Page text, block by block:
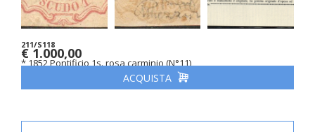
211/S118
* 1852 Pontificio 1s. rosa carminio (N°11)
€ 1.000,00
ACQUISTA